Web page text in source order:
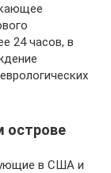
24 часов, в
острове
в США и